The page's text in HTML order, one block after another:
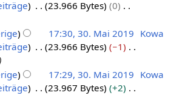
23.966 Bytes
0
17:30, 30. Mai 2019 Kowa
23.966 Bytes
−1
17:29, 30. Mai 2019 Kowa
23.967 Bytes
+2